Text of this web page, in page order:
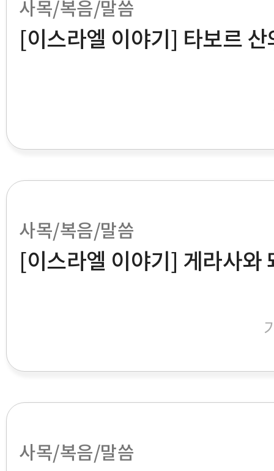
사목/복음/말씀
[이스라엘 이야기] 타보르 산
사목/복음/말씀
[이스라엘 이야기] 게라사와
사목/복음/말씀